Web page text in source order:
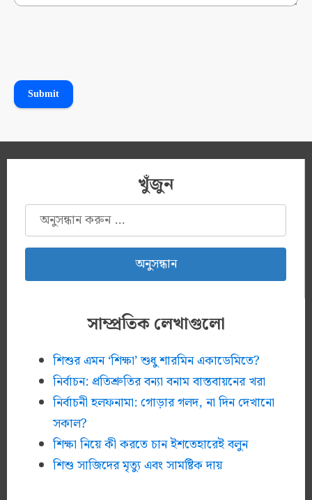
Submit
খুঁজুন
অনুসন্ধানঃ
সাম্প্রতিক লেখাগুলো
শিশুর এমন ‘শিক্ষা’ শুধু শারমিন একাডেমিতে?
নির্বাচন: প্রতিশ্রুতির বন্যা বনাম বাস্তবায়নের খরা
নির্বাচনী হলফনামা: গোড়ার গলদ, না দিন দেখানো
সকাল?
শিক্ষা নিয়ে কী করতে চান ইশতেহারেই বলুন
শিশু সাজিদের মৃত্যু এবং সামষ্টিক দায়